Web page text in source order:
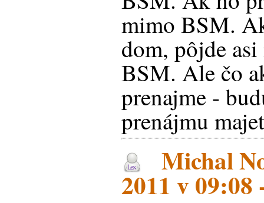
mimo BSM.
dom, pôjde
BSM. Ale čo
prenajme -
prenájmu
Michal
2011 v 09:08